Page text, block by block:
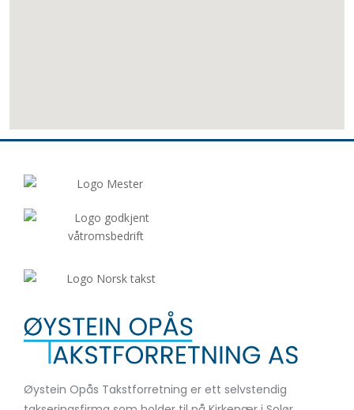
Øystein Opås Takstforretning er ett selvstendig